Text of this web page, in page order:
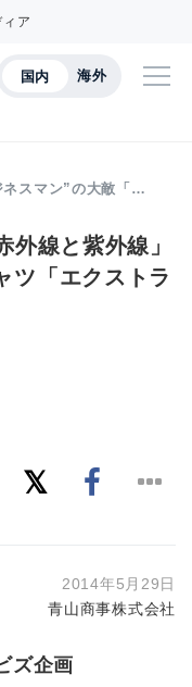
ア
国内 海外
ネスマン”の大敵「…
外線と紫外線」
「エクストラ
2014年5月29日
青山商事株式会社
ズ企画